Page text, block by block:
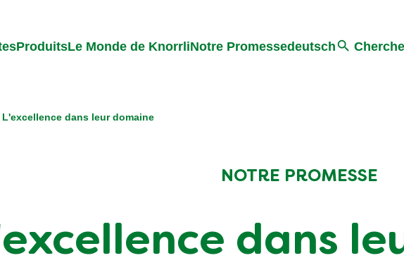
ProduitsLe Monde de KnorrliNotre Promessedeutsch
L'excellence dans leur domaine
NOTRE PROMESSE
dans